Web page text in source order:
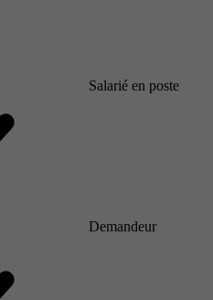
Salarié en poste
Demandeur